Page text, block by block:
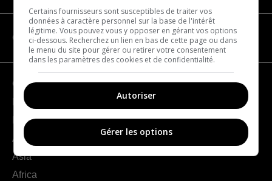
CATEGORIES
Geography
France
Europe
Americas
Asia
Africa
Certains fournisseurs sont susceptibles de traiter vos
données à caractère personnel sur la base de l'intérêt
légitime. Vous pouvez vous y opposer en gérant vos options
ci-dessous. Recherchez un lien en bas de cette page ou dans
le menu du site pour gérer ou retirer votre consentement
dans les paramètres des cookies et de confidentialité.
Autoriser
Gérer les options